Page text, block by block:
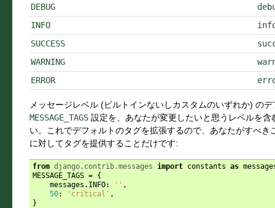
DEBUG
INFO
SUCCESS
WARNING
ERROR
メッセージレベル (ビルトインないしカスタムのいずれか) の
MESSAGE_TAGS 設定を、あなたが変更したいと思うレベルを
い。これでデフォルトのタグを拡張するので、あなたがすべ
に対してタグを提供することだけです:
from django.contrib.messages import constants as
MESSAGE_TAGS = {
messages . INFO: '' ,
50: 'critical' ,
}